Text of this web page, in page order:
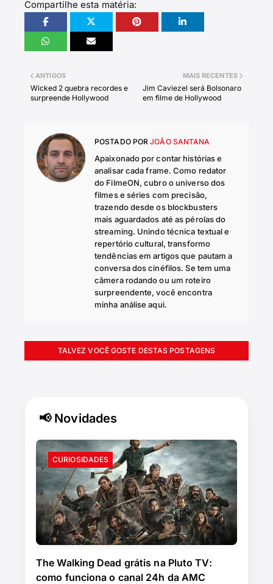
Compartilhe esta matéria:
MAIS RECENTES
Jim Caviezel será Bolsonaro
em filme de Hollywood
ANTIGOS
Wicked 2 quebra recordes e
surpreende Hollywood
POSTADO POR JOÃO SANTANA
Apaixonado por contar histórias e
analisar cada frame. Como redator
do FilmeON, cubro o universo dos
filmes e séries com precisão,
trazendo desde os blockbusters
mais aguardados até as pérolas do
streaming. Unindo técnica textual e
repertório cultural, transformo
tendências em artigos que pautam a
conversa dos cinéfilos. Se tem uma
câmera rodando ou um roteiro
surpreendente, você encontra
minha análise aqui.
TALVEZ VOCÊ GOSTE DESTAS POSTAGENS
📢 Novidades
CURIOSIDADES
The Walking Dead grátis na Pluto TV:
como funciona o canal 24h da AMC